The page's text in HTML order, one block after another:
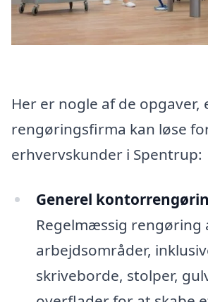
Her er nogle af de
rengøringsfirma kan løse
erhvervskunder i Spentrup:
Generel
Regelmæssig rengøring
arbejdsområder,
skriveborde, stolper,